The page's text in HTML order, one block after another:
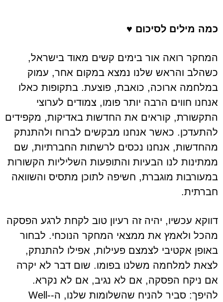
כמה מילים לסיכום ♥
המחקר רואה אור בימים קשים מאוד בישראל,
כשהלב והראש שלנו נמצא במקום אחר, עמוק
במלחמה ארוכה, כואבת, פוצעת. בתקופות כאלו
אנחנו חווים הרבה יותר פומו, צמודים לערוצי
התקשורת, קוראים את החדשות באדיקות, מקפידים
להתעדכן. כאשר אנחנו מבקשים לברוח ולהתנתק
מהחדשות, אנחנו נכסים לרשתות החברתיות, שם
ממתינות לנו הבעיות והתופעות השליליות הקשורות
במעורבות מוגברת, חשיפה לתוכן מתסיס והשוואה
חברתית.
דווקא עכשיו, יהיה זה רעיון טוב לקחת לרגע הפסקה
מהכל ולאמץ את ממצאי המחקר הנוכחי. לבחור
באופן אקטיבי לצמצם פעילות, אפילו להתנתק,
לצאת למלחמה משלנו בפומו. שום דבר לא יקרה
אם ניקח הפסקה, אם לא נגיב, אם לא נקרא.
להיפך: סביר להניח שהשלומות שלנו, ה-Well-